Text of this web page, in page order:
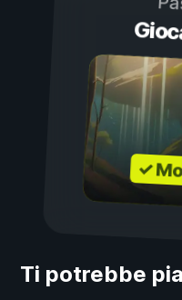
✓
Ti potrebbe